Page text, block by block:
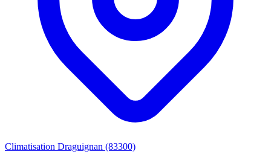
Climatisation Draguignan (83300)